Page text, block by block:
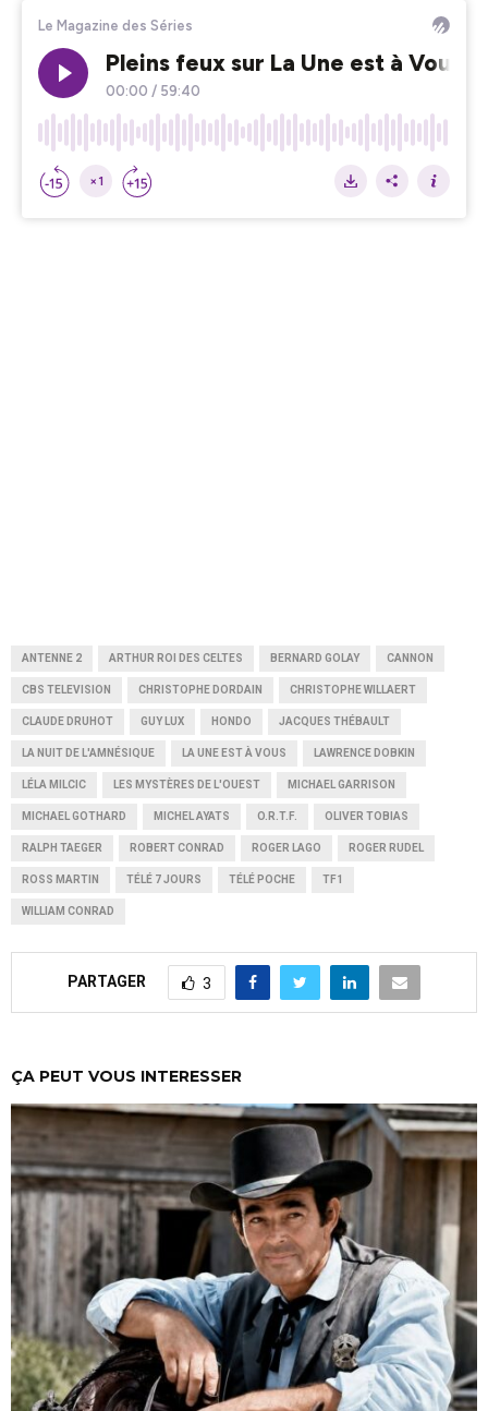
ANTENNE 2 ARTHUR ROI DES CELTES BERNARD GOLAY CANNON
CBS TELEVISION CHRISTOPHE DORDAIN CHRISTOPHE WILLAERT
CLAUDE DRUHOT GUY LUX HONDO JACQUES THÉBAULT
LA NUIT DE L'AMNÉSIQUE LA UNE EST À VOUS LAWRENCE DOBKIN
LÉLA MILCIC LES MYSTÈRES DE L'OUEST MICHAEL GARRISON
MICHAEL GOTHARD MICHEL AYATS O.R.T.F. OLIVER TOBIAS
RALPH TAEGER ROBERT CONRAD ROGER LAGO ROGER RUDEL
ROSS MARTIN TÉLÉ 7 JOURS TÉLÉ POCHE TF1
WILLIAM CONRAD
PARTAGER 3
ÇA PEUT VOUS INTERESSER